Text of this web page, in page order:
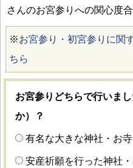
さんのお宮参りへの関心度
※お宮参り・初宮参りに関
ちら
お宮参りどちらで行いま
か）？
有名な大きな神社・お寺
安産祈願を行った神社